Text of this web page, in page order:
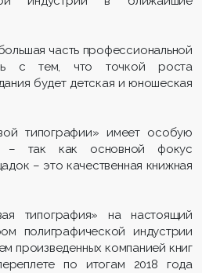
часть профессиональной
с тем, что точкой роста
будет детская и юношеская
типографии» имеет особую
– так как основной фокус
– это качественная книжная
типография» на настоящий
полиграфической индустрии
произведенных компанией книг
по итогам 2018 года